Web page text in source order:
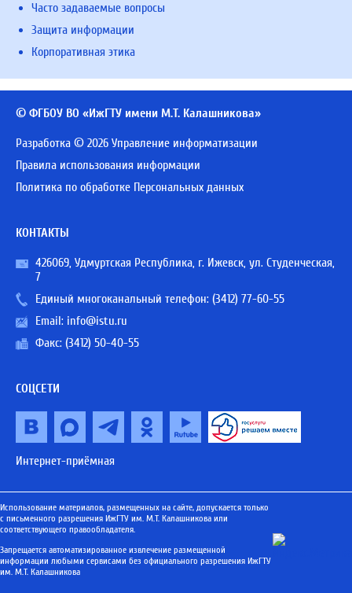
Часто задаваемые вопросы
Защита информации
Корпоративная этика
© ФГБОУ ВО «ИжГТУ имени М.Т. Калашникова»
Разработка © 2026 Управление информатизации
Правила использования информации
Политика по обработке Персональных данных
КОНТАКТЫ
426069, Удмуртская Республика, г. Ижевск, ул. Студенческая,
7
Единый многоканальный телефон: (3412) 77-60-55
Email: info@istu.ru
Факс: (3412) 50-40-55
СОЦСЕТИ
Интернет-приёмная
Использование материалов, размещенных на сайте, допускается только
с письменного разрешения ИжГТУ им. М.Т. Калашникова или
соответствующего правообладателя.
Запрещается автоматизированное извлечение размещенной
информации любыми сервисами без официального разрешения ИжГТУ
им. М.Т. Калашникова